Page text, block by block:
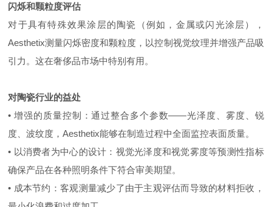
闪烁和颗粒度评估
对于具有特殊效果涂层的陶瓷（例如，金属或闪光涂层），
Aesthetix测量闪烁密度和颗粒度，以控制视觉纹理并增强产品吸
引力。这在奢侈品市场中特别有用。
对陶瓷行业的益处
• 增强的质量控制：通过整合多个参数——光泽度、雾度、锐
度、波纹度，Aesthetix能够在制造过程中全面监控表面质量。
• 以消费者为中心的设计：视觉光泽度和视觉雾度等预测性指标
确保产品在各种照明条件下符合审美期望。
• 成本节约：客观测量减少了由于主观评估而导致的材料拒收，